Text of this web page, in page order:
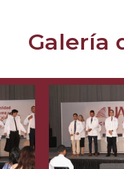
Galería